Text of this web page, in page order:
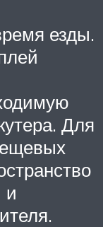
езды.
Для
и